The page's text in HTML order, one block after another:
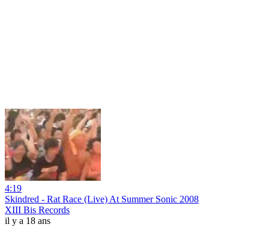
4:19
Skindred - Rat Race (Live) At Summer Sonic 2008
XIII Bis Records
il y a 18 ans